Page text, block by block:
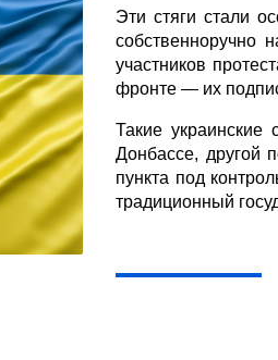
Эти стяги стали
собственноручно
участников
фронте — их
Такие украинские
Донбассе, другой
пункта под
традиционный